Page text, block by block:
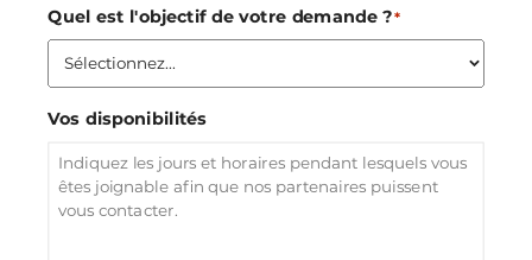
Quel est l'objectif de votre demande ?*
Vos disponibilités